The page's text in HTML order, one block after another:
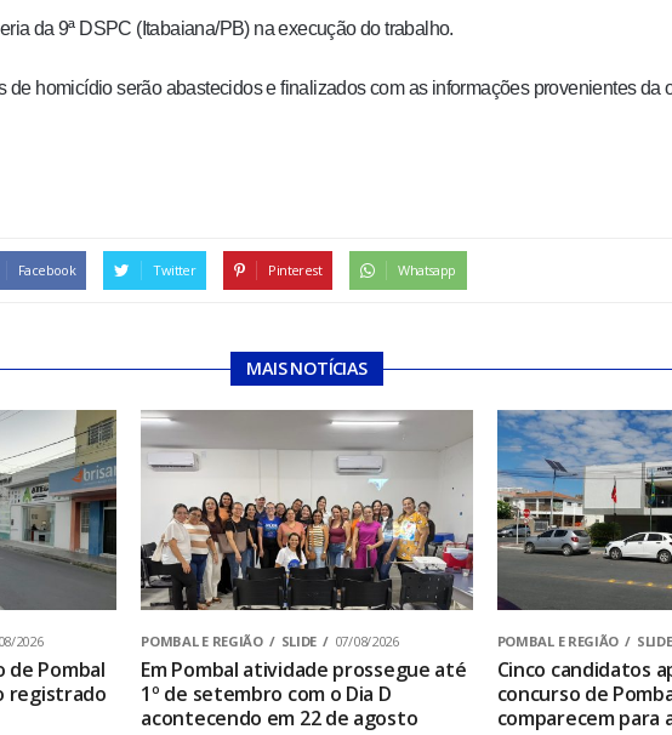
da 9ª DSPC (Itabaiana/PB) na execução do trabalho.
de homicídio serão abastecidos e finalizados com as informações provenientes da
Facebook Twitter Pinterest Whatsapp
MAIS NOTÍCIAS
2026
de Pombal
registrado
POMBAL E REGIÃO SLIDE 07/08/2026
Em Pombal atividade prossegue até
1º de setembro com o Dia D
acontecendo em 22 de agosto
POMBAL E REGIÃO SLIDE
Cinco candidatos
concurso de
comparecem para